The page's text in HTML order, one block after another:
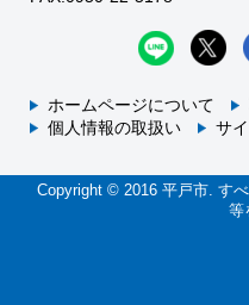
ホームページについて
個人情報の取扱い
サ
Copyright © 2016 平戸市. す
等